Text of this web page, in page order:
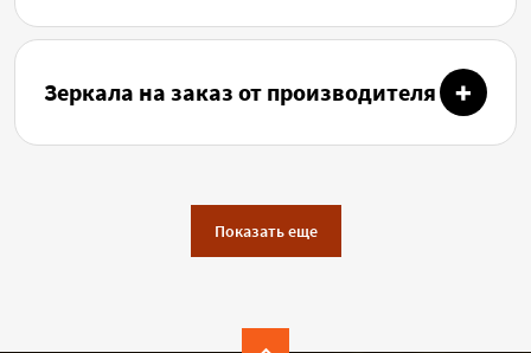
Зеркала на заказ от производителя
Показать еще